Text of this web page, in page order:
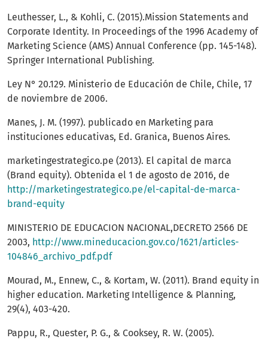
Leuthesser, L., & Kohli, C. (2015).Mission Statements and
Corporate Identity. In Proceedings of the 1996 Academy of
Marketing Science (AMS) Annual Conference (pp. 145-148).
Springer International Publishing.
Ley N° 20.129. Ministerio de Educación de Chile, Chile, 17
de noviembre de 2006.
Manes, J. M. (1997). publicado en Marketing para
instituciones educativas, Ed. Granica, Buenos Aires.
marketingestrategico.pe (2013). El capital de marca
(Brand equity). Obtenida el 1 de agosto de 2016, de
http://marketingestrategico.pe/el-capital-de-marca-
brand-equity
MINISTERIO DE EDUCACION NACIONAL,DECRETO 2566 DE
2003, http://www.mineducacion.gov.co/1621/articles-
104846_archivo_pdf.pdf
Mourad, M., Ennew, C., & Kortam, W. (2011). Brand equity in
higher education. Marketing Intelligence & Planning,
29(4), 403-420.
Pappu, R., Quester, P. G., & Cooksey, R. W. (2005).